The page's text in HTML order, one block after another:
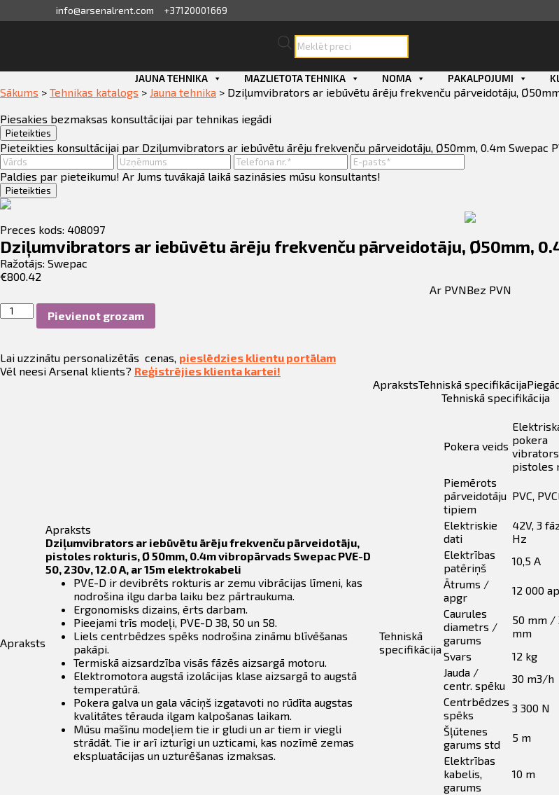
info@arsenalrent.com +37120001669
Products
search
pavadzīmes
atlikumi objektos
saraksts
bilance
informācija
to
JAUNA TEHNIKA MAZLIETOTA TEHNIKA NOMA PAKALPOJUMI
Sākums > Tehnikas katalogs > Jauna tehnika > Dziļumvibrators ar iebūvētu ārēju frekvenču pārveidotāju,
Piesakies bezmaksas konsultācijai par tehnikas iegādi
Pieteikties
Pieteikties konsultācijai par Dziļumvibrators ar iebūvētu ārēju frekvenču pārveidotāju, Ø50mm, 0.4m Swepac
Paldies par pieteikumu! Ar Jums tuvākajā laikā sazināsies mūsu konsultants!
Pieteikties
Preces kods: 408097
Dziļumvibrators ar iebūvētu ārēju frekvenču pārveidotāju, Ø50mm,
Ražotājs: Swepac
€800.42
Ar PVNBez PVN
Dziļumvibrators
ar
frekvenču
pārveidotāju,
Pievienot grozam
Lai uzzinātu personalizētās cenas, pieslēdzies klientu portālam
Vēl neesi Arsenal klients? Reģistrējies klienta kartei!
AprakstsTehniskā specifikācija
Apraksts
Apraksts
Dziļumvibrators ar iebūvētu ārēju frekvenču pārveidotāju,
pistoles rokturis, Ø 50mm, 0.4m vibropārvads Swepac PVE-D
50, 230v, 12.0 A, ar 15m elektrokabeli
PVE-D ir devibrēts rokturis ar zemu vibrācijas līmeni, kas
nodrošina ilgu darba laiku bez pārtraukuma.
Ergonomisks dizains, ērts darbam.
Pieejami trīs modeļi, PVE-D 38, 50 un 58.
Liels centrbēdzes spēks nodrošina zināmu blīvēšanas
pakāpi.
Termiskā aizsardzība visās fāzēs aizsargā motoru.
Elektromotora augstā izolācijas klase aizsargā to augstā
temperatūrā.
Pokera galva un gala vāciņš izgatavoti no rūdīta augstas
kvalitātes tērauda ilgam kalpošanas laikam.
Mūsu mašīnu modeļiem tie ir gludi un ar tiem ir viegli
strādāt. Tie ir arī izturīgi un uzticami, kas nozīmē zemas
ekspluatācijas un uzturēšanas izmaksas.
Tehniskā
specifikācija
Tehniskā specifikācija
Pokera veids pokera
vibrators,
pistoles
Piemērots
pārveidotāju
tipiem
PVC,
Elektriskie
dati
42V, 3
Hz
Elektrības
patēriņš
10,5 A
Ātrums /
apgr
12 000
Caurules
diametrs /
garums
50 mm /
mm
Svars
12 kg
Jauda /
centr. spēku
30 m3/h
Centrbēdzes
spēks
3 300 N
Šļūtenes
garums std
5 m
Elektrības
kabelis,
garums
10 m